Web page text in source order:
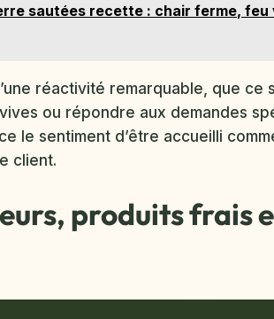
sautées recette : chair ferme,
réactivité remarquable, que ce
ou répondre aux demandes
le sentiment d’être accueilli
client.
produits frais